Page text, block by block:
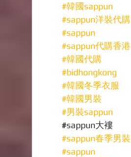
#韓國sappun
#sappun洋裝代購
#sappun
#sappun代購香港
#韓國代購
#bidhongkong
#韓國冬季衣服
#韓國男裝
#男裝sappun
#sappun大褸
#sappun春季男裝
#sappun